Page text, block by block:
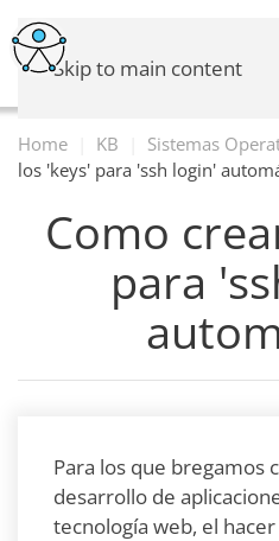
Skip to main content
Home KB Sistemas
los 'keys' para 'ssh login'
Como
para
Para los que bregamos
desarrollo de
tecnología web, el